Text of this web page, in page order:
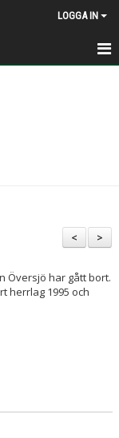
LOGGA IN
>
<
Översjö har gått bort.
herrlag 1995 och